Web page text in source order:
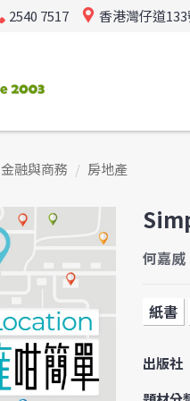
2540 7517 香港灣仔道
金融與商務 房地產
何嘉
紙書
出版社